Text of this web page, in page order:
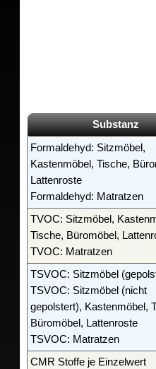
Substanz
Formaldehyd: Sitzmöbel,
Kastenmöbel, Tische,
Lattenroste
Formaldehyd: Matratzen
TVOC: Sitzmöbel,
Tische, Büromöbel,
TVOC: Matratzen
TSVOC: Sitzmöbel
TSVOC: Sitzmöbel (nicht
gepolstert), Kastenmöbel,
Büromöbel, Lattenroste
TSVOC: Matratzen
CMR Stoffe je Einzelwert